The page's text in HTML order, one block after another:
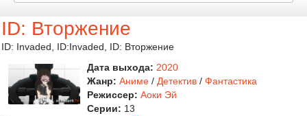
ID: Вторжение
ID: Invaded, ID:Invaded, ID: Вторжение
Дата выхода: 2020
Жанр: Аниме / Детектив / Фантастика
Режиссер: Аоки Эй
Серии: 13